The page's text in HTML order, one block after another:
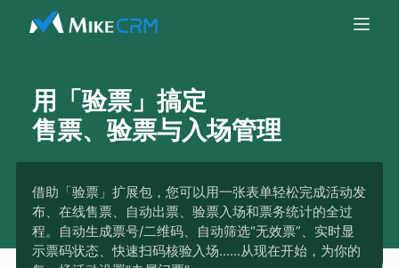
用「验票」搞定
售票、验票与入场管理
借助「验票」扩展包，您可以用一张表单轻松完成活动发
布、在线售票、自动出票、验票入场和票务统计的全过
程。自动生成票号/二维码、自动筛选“无效票”、实时显
示票码状态、快速扫码核验入场......从现在开始，为你的